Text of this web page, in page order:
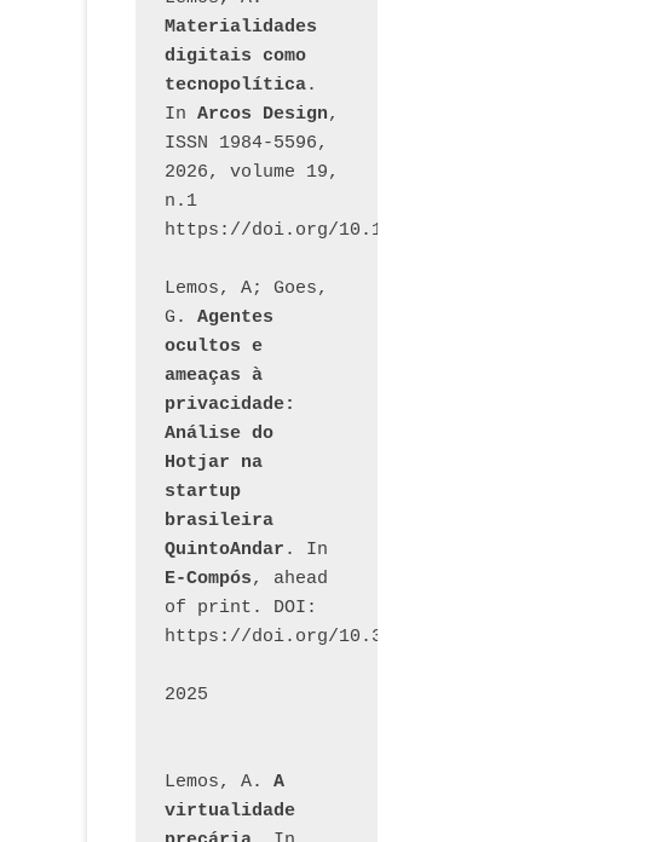
Materialidades
digitais como
tecnopolítica.
In Arcos Design,
ISSN 1984-5596,
2026, volume 19,
n.1
https://doi.org/10.12957/arcosdesign.2026.95390
Lemos, A; Goes,
G. Agentes
ocultos e
ameaças à
privacidade:
Análise do
Hotjar na
startup
brasileira
QuintoAndar
E-Compós, ahead
of print. DOI:
https://doi.org/10.30962/ecomps.3231
2025
Lemos, A. A
virtualidade